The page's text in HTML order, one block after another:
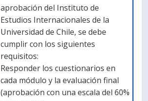
aprobación del Instituto de
Estudios Internacionales de la
Universidad de Chile, se debe
cumplir con los siguientes
requisitos:
Responder los cuestionarios en
cada módulo y la evaluación final
(aprobación con una escala del 60%